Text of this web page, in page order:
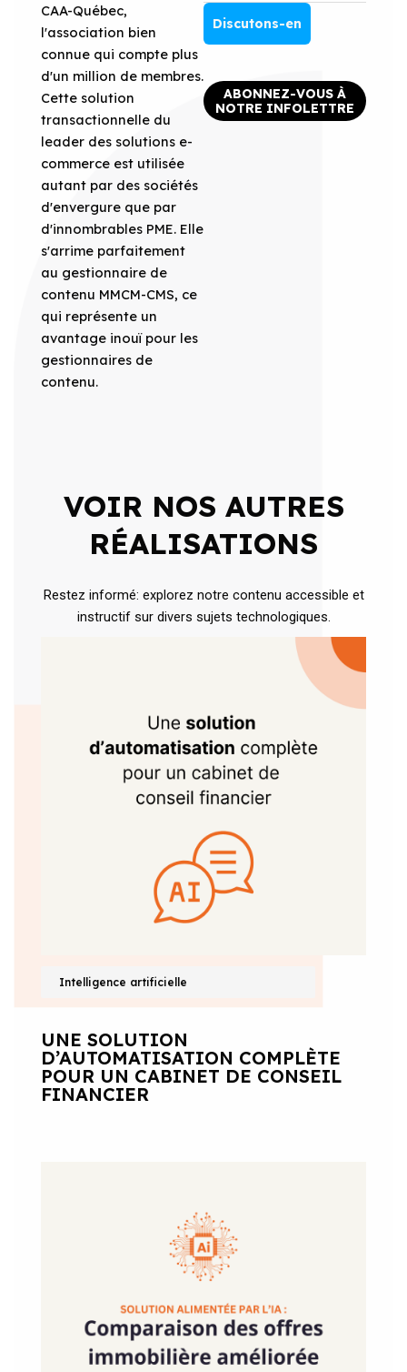
CAA-Québec,
l'association bien
connue qui compte plus
d'un million de membres.
Cette solution
transactionnelle du
leader des solutions e-
commerce est utilisée
autant par des sociétés
d'envergure que par
d'innombrables PME. Elle
s'arrime parfaitement
au gestionnaire de
contenu MMCM-CMS, ce
qui représente un
avantage inouï pour les
gestionnaires de
contenu.
Discutons-en
ABONNEZ-VOUS À
NOTRE INFOLETTRE
VOIR NOS AUTRES
RÉALISATIONS
Restez informé: explorez notre contenu accessible et
instructif sur divers sujets technologiques.
Intelligence artificielle
UNE SOLUTION
D’AUTOMATISATION COMPLÈTE
POUR UN CABINET DE CONSEIL
FINANCIER